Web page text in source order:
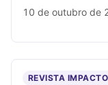
10 de outubro de
REVISTA IMPACTO